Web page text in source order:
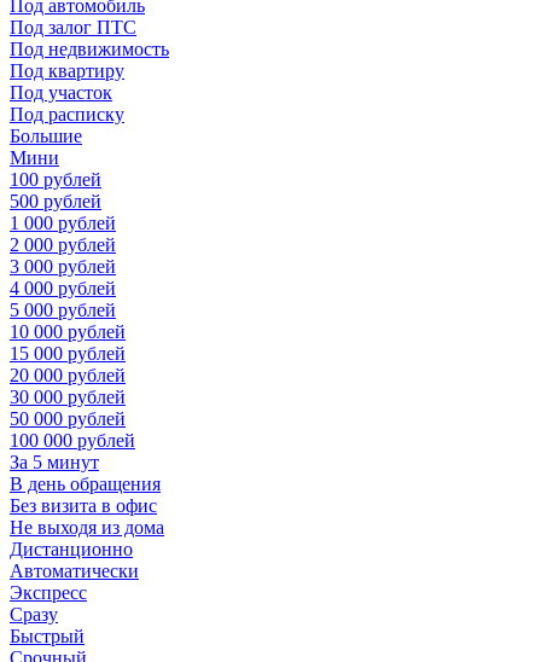
Под автомобиль
Под залог ПТС
Под недвижимость
Под квартиру
Под участок
Под расписку
Большие
Мини
100 рублей
500 рублей
1 000 рублей
2 000 рублей
3 000 рублей
4 000 рублей
5 000 рублей
10 000 рублей
15 000 рублей
20 000 рублей
30 000 рублей
50 000 рублей
100 000 рублей
За 5 минут
В день обращения
Без визита в офис
Не выходя из дома
Дистанционно
Автоматически
Экспресс
Сразу
Быстрый
Срочный